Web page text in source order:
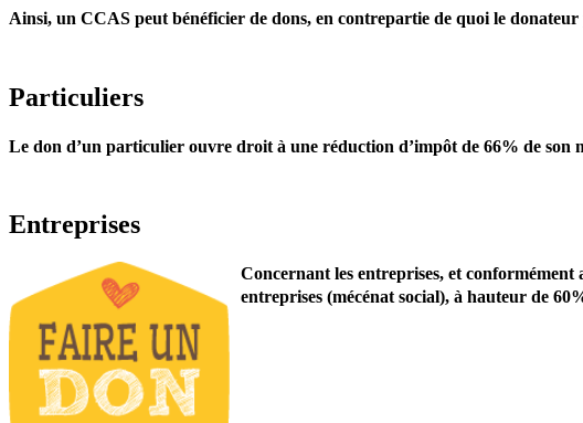
Ainsi, un CCAS peut bénéficier de dons, en contrepartie de quoi le
Particuliers
Le don d’un particulier ouvre droit à une réduction d’impôt de 66% de son
Entreprises
Concernant les entreprises, et conformément
entreprises (mécénat social), à hauteur de